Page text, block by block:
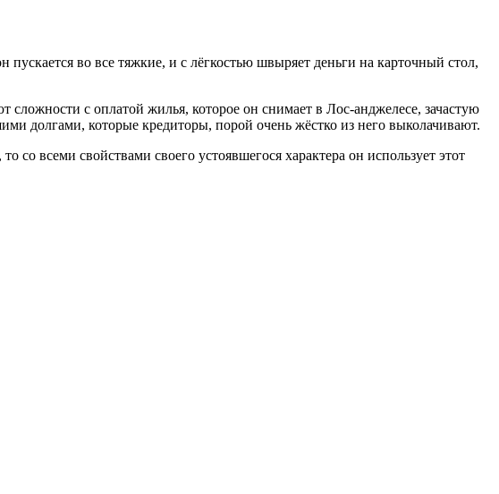
во все тяжкие, и с лёгкостью швыряет деньги на карточный стол,
сложности с оплатой жилья, которое он снимает в Лос-анджелесе, зачастую
долгами, которые кредиторы, порой очень жёстко из него выколачивают.
со всеми свойствами своего устоявшегося характера он использует этот